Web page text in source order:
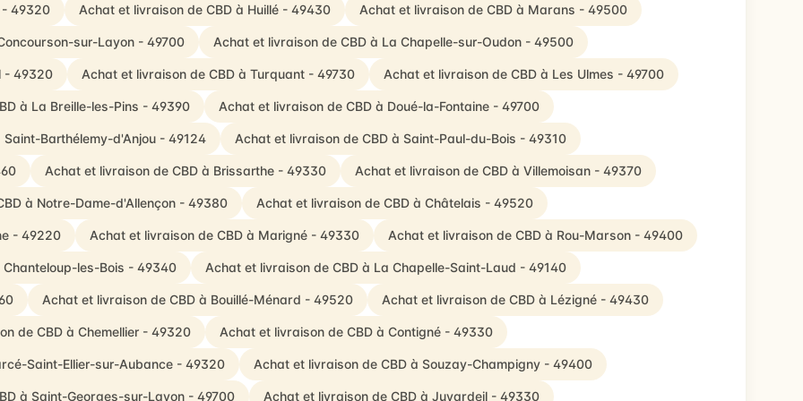
- 49320 Achat et livraison de CBD à Huillé - 49430 Achat et livraison de CBD à Marans - 49500
sur-Layon - 49700 Achat et livraison de CBD à La Chapelle-sur-Oudon - 49500
- 49320 Achat et livraison de CBD à Turquant - 49730 Achat et livraison de CBD à Les Ulmes - 49700
à La Breille-les-Pins - 49390 Achat et livraison de CBD à Doué-la-Fontaine - 49700
Barthélemy-d'Anjou - 49124 Achat et livraison de CBD à Saint-Paul-du-Bois - 49310
Achat et livraison de CBD à Brissarthe - 49330 Achat et livraison de CBD à Villemoisan - 49370
à Notre-Dame-d'Allençon - 49380 Achat et livraison de CBD à Châtelais - 49520
- 49220 Achat et livraison de CBD à Marigné - 49330 Achat et livraison de CBD à Rou-Marson - 49400
les-Bois - 49340 Achat et livraison de CBD à La Chapelle-Saint-Laud - 49140
Achat et livraison de CBD à Bouillé-Ménard - 49520 Achat et livraison de CBD à Lézigné - 49430
de CBD à Chemellier - 49320 Achat et livraison de CBD à Contigné - 49330
Saint-Ellier-sur-Aubance - 49320 Achat et livraison de CBD à Souzay-Champigny - 49400
à Saint-Georges-sur-Layon - 49700 Achat et livraison de CBD à Juvardeil - 49330